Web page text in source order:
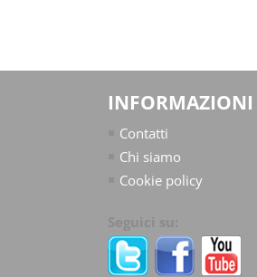
INFORMAZIONI
Contatti
Chi siamo
Cookie policy